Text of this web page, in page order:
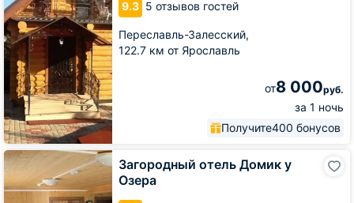
9.3 5 отзывов гостей
Переславль-Залесский,
122.7 км от Ярославль
от8 000руб.
за 1 ночь
Получите400 бонусов
Деревне
Загородный отель Домик у
Озера
Загородный
отель
Домик